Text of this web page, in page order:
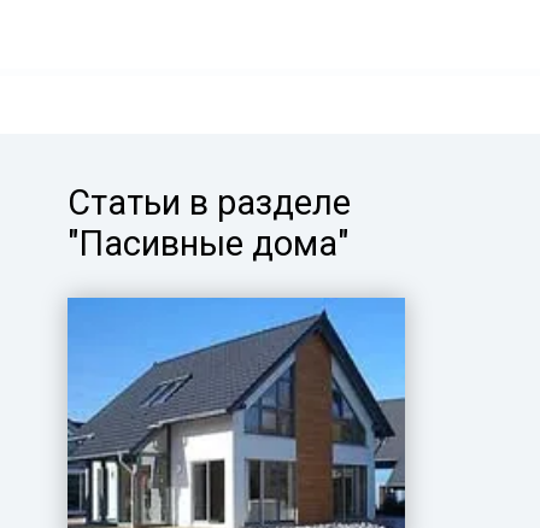
Статьи в разделе
"Пасивные дома"